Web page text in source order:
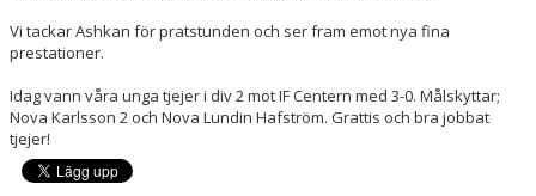
Vi tackar Ashkan för pratstunden och ser fram emot nya fina
prestationer.
Idag vann våra unga tjejer i div 2 mot IF Centern med 3-0. Målskyttar;
Nova Karlsson 2 och Nova Lundin Hafström. Grattis och bra jobbat
tjejer!